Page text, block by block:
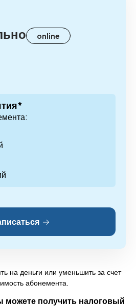
online
на деньги или уменьшить за счет
абонемента.
можете получить налоговый